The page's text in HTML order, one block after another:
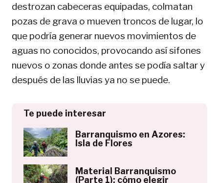
destrozan cabeceras equipadas, colmatan
pozas de grava o mueven troncos de lugar, lo
que podría generar nuevos movimientos de
aguas no conocidos, provocando así sifones
nuevos o zonas donde antes se podía saltar y
después de las lluvias ya no se puede.
Te puede interesar
Barranquismo en Azores:
Isla de Flores
Material Barranquismo
(Parte 1): cómo elegir